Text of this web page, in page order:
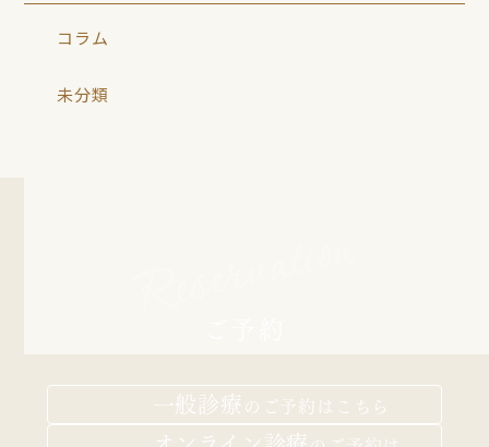
コラム
未分類
一般診療 の ご予約はこちら